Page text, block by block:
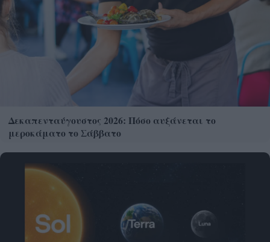
Δεκαπενταύγουστος 2026: Πόσο αυξάνεται το
μεροκάματο το Σάββατο